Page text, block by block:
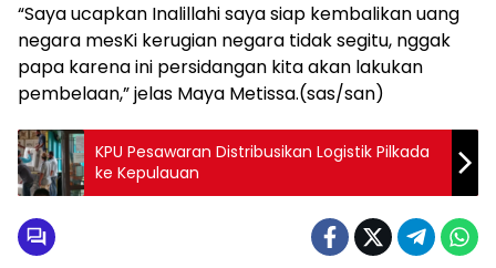
“Saya ucapkan Inalillahi saya siap kembalikan uang
negara mesKi kerugian negara tidak segitu, nggak
papa karena ini persidangan kita akan lakukan
pembelaan,” jelas Maya Metissa.(sas/san)
KPU Pesawaran Distribusikan Logistik Pilkada
ke Kepulauan